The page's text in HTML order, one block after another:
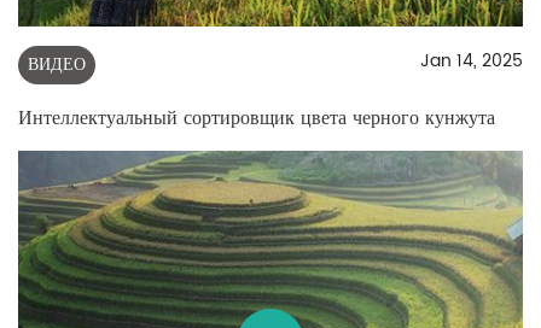
ВИДЕО Jan 14, 2025
Интеллектуальный сортировщик цвета черного кунжута